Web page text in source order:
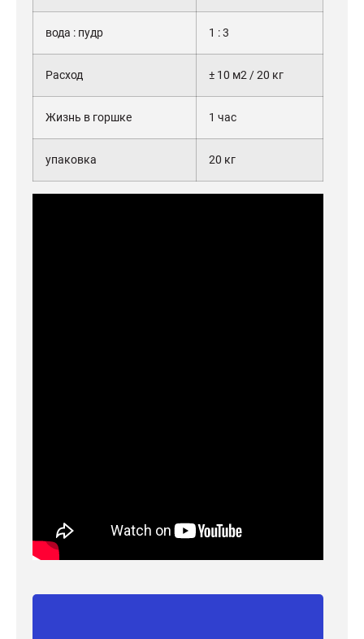
вода : пудр 1 : 3
Расход ± 10 м2 / 20 кг
Жизнь в горшке 1 час
упаковка 20 кг